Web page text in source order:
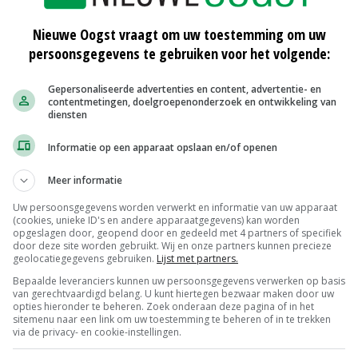
gestoken
een speciaal zwart-wit elastisch folie. Teeuwen: 'In dit
zonder dat deze blauw of krom wordt. De asperge
dit systeem tot 15 centimeter boven de grond uit
maar een keer in de week op dezelfde plek terug
één keer, omdat er meer asperges op de rug staan.
de grond warm is, komen er meer stengels naar
Duitse aspergetelers, waarvan er dinsdag bij de
Nieuwe Oogst vraagt om uw toestemming om uw
persoonsgegevens te gebruiken voor het volgende:
Gepersonaliseerde advertenties en content, advertentie- en
contentmetingen, doelgroepenonderzoek en ontwikkeling van
diensten
Informatie op een apparaat opslaan en/of openen
Meer informatie
Uw persoonsgegevens worden verwerkt en informatie van uw apparaat
(cookies, unieke ID's en andere apparaatgegevens) kan worden
opgeslagen door, geopend door en gedeeld met 4 partners of specifiek
door deze site worden gebruikt. Wij en onze partners kunnen precieze
geolocatiegegevens gebruiken. Lijst met partners.
Bepaalde leveranciers kunnen uw persoonsgegevens verwerken op basis
van gerechtvaardigd belang. U kunt hiertegen bezwaar maken door uw
opties hieronder te beheren. Zoek onderaan deze pagina of in het
sitemenu naar een link om uw toestemming te beheren of in te trekken
via de privacy- en cookie-instellingen.